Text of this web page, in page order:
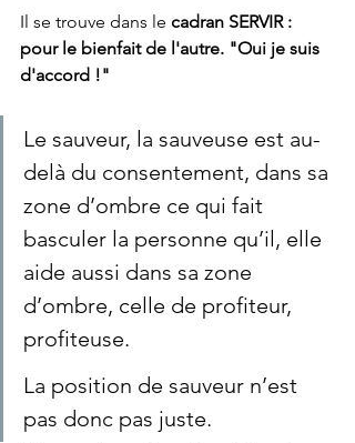
Il se trouve dans le cadran SERVIR :
pour le bienfait de l'autre. "Oui je suis
d'accord !"
Le sauveur, la sauveuse est au-
delà du consentement, dans sa
zone d’ombre ce qui fait
basculer la personne qu’il, elle
aide aussi dans sa zone
d’ombre, celle de profiteur,
profiteuse.
La position de sauveur n’est
pas donc pas juste.